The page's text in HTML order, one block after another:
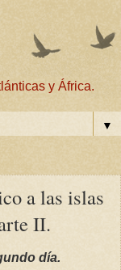
y África.
▼
a las islas
II.
día.